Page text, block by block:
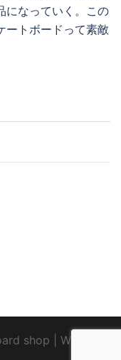
になっていく。この
ートボードって素敵
shop
WebDesign